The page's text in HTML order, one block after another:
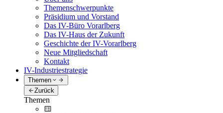
Themenschwerpunkte
Präsidium und Vorstand
Das IV-Büro Vorarlberg
Das IV-Haus der Zukunft
Geschichte der IV-Vorarlberg
Neue Mitgliedschaft
Kontakt
IV-Industriestrategie
Themen
Zurück
Themen